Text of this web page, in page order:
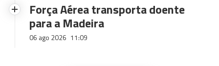
Força Aérea transporta doente
para a Madeira
06 ago 2026 11:09